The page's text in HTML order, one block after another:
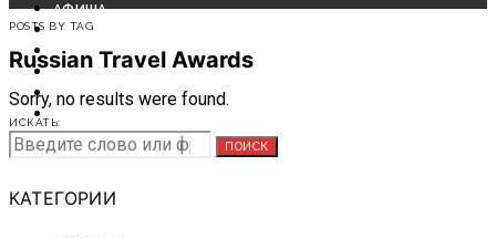
АФИША
СОБЫТИЯ
КРАСОТА
МОДА
ЛИЧНОСТЬ
СОВЕТЫ ЭКСПЕРТОВ
POSTS BY TAG
Russian Travel Awards
Sorry, no results were found.
ИСКАТЬ:
ПОИСК
КАТЕГОРИИ